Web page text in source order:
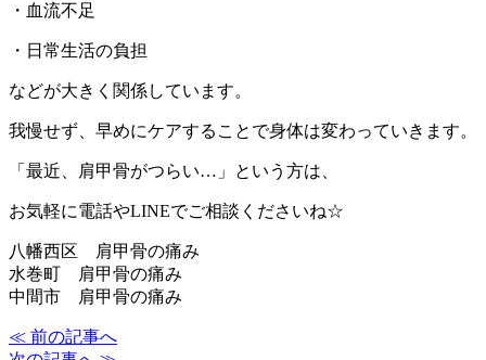
・血流不足
・日常生活の負担
などが大きく関係しています。
我慢せず、早めにケアすることで身体は変わっていきます。
「最近、肩甲骨がつらい…」という方は、
お気軽に電話やLINEでご相談くださいね☆
八幡西区 肩甲骨の痛み
水巻町 肩甲骨の痛み
中間市 肩甲骨の痛み
≪ 前の記事へ